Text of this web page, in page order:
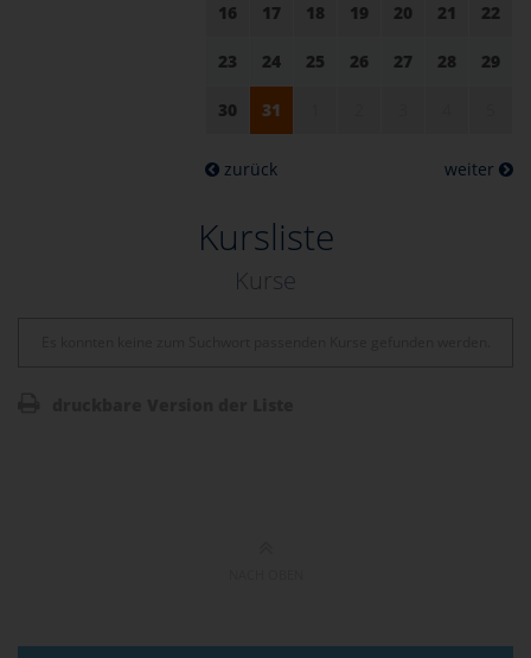
16 17 18 19 20 21 22
23 24 25 26 27 28 29
30 31
zurück weiter
Kursliste
Kurse